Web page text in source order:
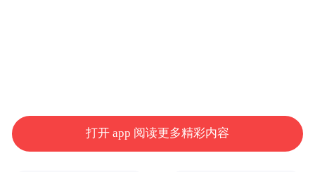
打开 app 阅读更多精彩内容